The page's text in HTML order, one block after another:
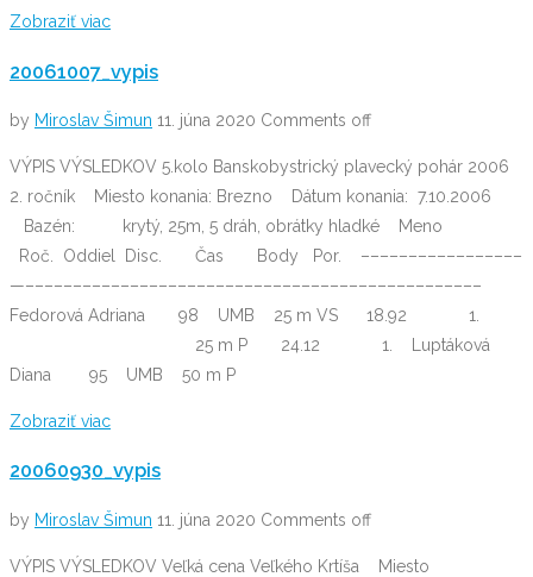
Zobraziť viac
20061007_vypis
by Miroslav Šimun 11. júna 2020 Comments off
VÝPIS VÝSLEDKOV 5.kolo Banskobystrický plavecký pohár 2006
2. ročník Miesto konania: Brezno Dátum konania: 7.10.2006
Bazén: krytý, 25m, 5 dráh, obrátky hladké Meno
Roč. Oddiel Disc. Čas Body Por. –––––––––––––––––
—––––––––––––––––––––––––––––––––––––––––––––––––
Fedorová Adriana 98 UMB 25 m VS 18.92 1.
25 m P 24.12 1. Luptáková
Diana 95 UMB 50 m P
Zobraziť viac
20060930_vypis
by Miroslav Šimun 11. júna 2020 Comments off
VÝPIS VÝSLEDKOV Veľká cena Veľkého Krtíša Miesto